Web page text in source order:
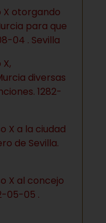
otorgando
para que
04 . Sevilla
diversas
1282-
X a la ciudad
de Sevilla.
X al concejo
05-05 .